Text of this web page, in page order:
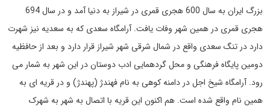
بزرگ ایران به سال 600 هجری قمری در شیراز به دنیا آمد و در سال 694
هجری قمری در همین شهر وفات یافت. آرامگاه سعدی که به سعدیه نیز شهرت
دارد در تنگ سعدی واقع در شمال شرقی شهر شیراز قرار دارد و بعد از حافظیه
دومین پایگاه فرهنگی و محل گردهمایی ادب دوستان در این شهر به شمار می
رود. آرامگاه شیخ اجل در دامنه کوهی به نام فهندژ (پهندژ) و در قریه ای به
همین نام واقع شده است. هم اکنون این قریه با اتصال به شهر به شهرک